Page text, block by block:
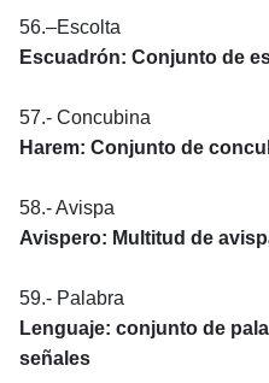
56.–Escolta
Escuadrón: Conjunto de
57.- Concubina
Harem: Conjunto de
58.- Avispa
Avispero: Multitud de
59.- Palabra
Lenguaje: conjunto de
señales